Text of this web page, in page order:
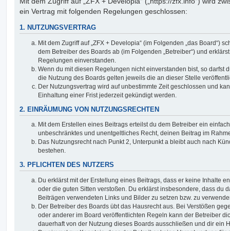
ein Vertrag mit folgenden Regelungen geschlossen:
1. NUTZUNGSVERTRAG
Mit dem Zugriff auf „ZFX + Developia“ (im Folgenden „das Board“)
dem Betreiber des Boards ab (im Folgenden „Betreiber“) und
Regelungen einverstanden.
Wenn du mit diesen Regelungen nicht einverstanden bist, so darfst
die Nutzung des Boards gelten jeweils die an dieser Stelle
Der Nutzungsvertrag wird auf unbestimmte Zeit geschlossen und
Einhaltung einer Frist jederzeit gekündigt werden.
2. EINRÄUMUNG VON NUTZUNGSRECHTEN
Mit dem Erstellen eines Beitrags erteilst du dem Betreiber ein
unbeschränktes und unentgeltliches Recht, deinen Beitrag im
Das Nutzungsrecht nach Punkt 2, Unterpunkt a bleibt auch nach
bestehen.
3. PFLICHTEN DES NUTZERS
Du erklärst mit der Erstellung eines Beitrags, dass er keine Inhalte
oder die guten Sitten verstoßen. Du erklärst insbesondere, dass du
Beiträgen verwendeten Links und Bilder zu setzen bzw. zu
Der Betreiber des Boards übt das Hausrecht aus. Bei Verstößen
oder anderer im Board veröffentlichten Regeln kann der Betreiber
dauerhaft von der Nutzung dieses Boards ausschließen und dir ein